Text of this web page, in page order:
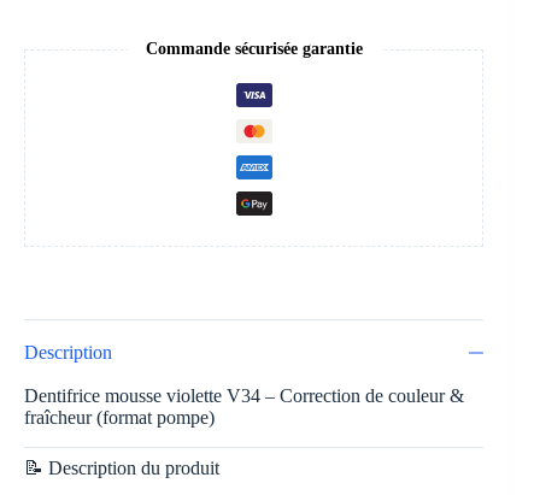
Commande sécurisée garantie
Description
Dentifrice mousse violette V34 – Correction de couleur &
fraîcheur (format pompe)
📝 Description du produit